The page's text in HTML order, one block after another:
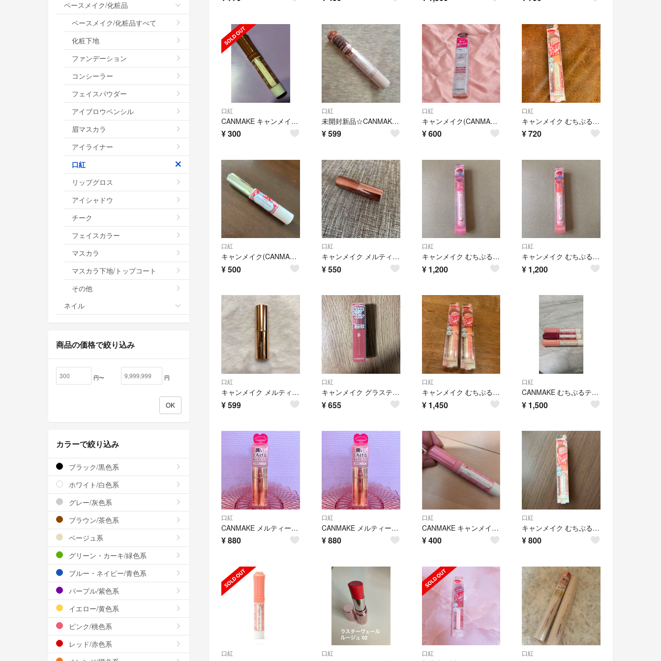
口紅
CANMAKE キャンメイク むちぷるティント 04
¥300
口紅
未開封新品☆CANMAKE キャンメイク ステイオンバームルージュ 16
¥599
口紅
キャンメイク(CANMAKE) プランプリップケアスクラブ 01(2.7g)
¥600
口紅
キャンメイク むちぷるティント 02(2.5g)
¥720
口紅
キャンメイク(CANMAKE) ステイオンバームルージュ 14 ポピーブーケ(1本)
¥500
口紅
キャンメイク メルティールミナスルージュ ティント T02 ロゼミルクティー(3.8g)
¥550
口紅
キャンメイク むちぷるティント シアーバーム S02
¥ 1,200
口紅
キャンメイク むちぷるティント シアーバーム S01
¥ 1,200
口紅
キャンメイク メルティールミナスルージュ 03
¥599
口紅
キャンメイク グラスティントシロップ 01(3.1g)
¥655
口紅
キャンメイク むちぷるティント 02(2.5g)
¥ 1,450
口紅
CANMAKE むちぷるティント 3本セット 02 03 07
¥ 1,500
口紅
CANMAKE メルティールミナスルージュ 02 ピンキーレッド ピンク レッド
¥880
口紅
CANMAKE メルティールミナスルージュ 02 ピンキーレッド ピンク レッド
¥880
口紅
CANMAKE キャンメイク むちぷるティント 08
¥400
口紅
キャンメイク むちぷるティント 07
¥800
口紅 口紅 口紅 口紅
ベースメイク/化粧品
ベースメイク/化粧品すべて
化粧下地
ファンデーション
コンシーラー
フェイスパウダー
アイブロウペンシル
眉マスカラ
アイライナー
口紅
リップグロス
アイシャドウ
チーク
フェイスカラー
マスカラ
マスカラ下地/トップコート
その他
ネイル
商品の価格で絞り込み
円〜 円
カラーで絞り込み
ブラック/黒色系
ホワイト/白色系
グレー/灰色系
ブラウン/茶色系
ベージュ系
グリーン・カーキ/緑色系
ブルー・ネイビー/青色系
パープル/紫色系
イエロー/黄色系
ピンク/桃色系
レッド/赤色系